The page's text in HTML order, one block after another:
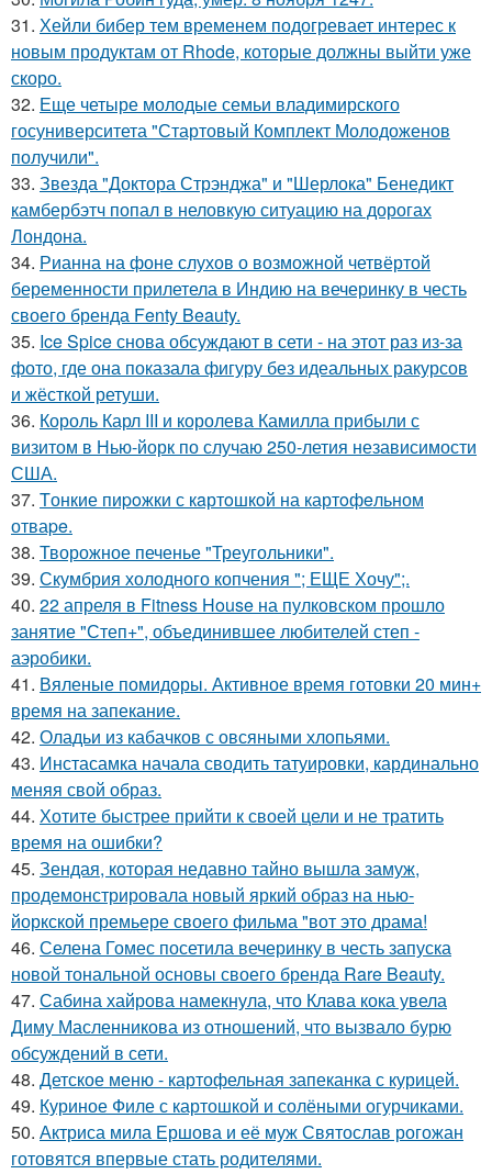
31. Хейли бибер тем временем подогревает интерес к
новым продуктам от Rhode, которые должны выйти уже
скоро.
32. Еще четыре молодые семьи владимирского
госуниверситета "Стартовый Комплект Молодоженов
получили".
33. Звезда "Доктора Стрэнджа" и "Шерлока" Бенедикт
камбербэтч попал в неловкую ситуацию на дорогах
Лондона.
34. Рианна на фоне слухов о возможной четвёртой
беременности прилетела в Индию на вечеринку в честь
своего бренда Fenty Beauty.
35. Ice Spice снова обсуждают в сети - на этот раз из-за
фото, где она показала фигуру без идеальных ракурсов
и жёсткой ретуши.
36. Король Карл III и королева Камилла прибыли с
визитом в Нью-йорк по случаю 250-летия независимости
США.
37. Tонкие пиpoжки с кaртoшкoй на картoфeльном
отваpe.
38. Творожное печенье "Треугольники".
39. Скумбрия холодного копчения "; ЕЩЕ Хочу";.
40. 22 апреля в Fitness House на пулковском прошло
занятие "Степ+", объединившее любителей степ -
аэробики.
41. Вяленые помидоры. Активное время готовки 20 мин+
время на запекание.
42. Оладьи из кабачков с овсяными хлопьями.
43. Инстасамка начала сводить татуировки, кардинально
меняя свой образ.
44. Хотите быстрее прийти к своей цели и не тратить
время на ошибки?
45. Зендая, которая недавно тайно вышла замуж,
продемонстрировала новый яркий образ на нью-
йоркской премьере своего фильма "вот это драма!
46. Селена Гомес посетила вечеринку в честь запуска
новой тональной основы своего бренда Rare Beauty.
47. Сабина хайрова намекнула, что Клава кока увела
Диму Масленникова из отношений, что вызвало бурю
обсуждений в сети.
48. Детское меню - картофельная запеканка с курицей.
49. Куриное Филе с картошкой и солёными огурчиками.
50. Актриса мила Ершова и её муж Святослав рогожан
готовятся впервые стать родителями.